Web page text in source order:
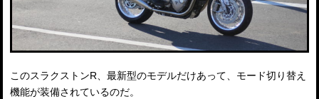
このスラクストンR、最新型のモデルだけあって、モード切り替え
機能が装備されているのだ。